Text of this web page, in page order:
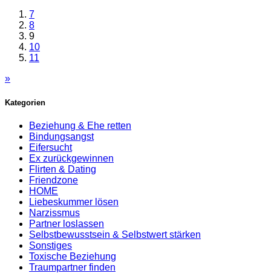
7
8
9
10
11
»
Kategorien
Beziehung & Ehe retten
Bindungsangst
Eifersucht
Ex zurückgewinnen
Flirten & Dating
Friendzone
HOME
Liebeskummer lösen
Narzissmus
Partner loslassen
Selbstbewusstsein & Selbstwert stärken
Sonstiges
Toxische Beziehung
Traumpartner finden